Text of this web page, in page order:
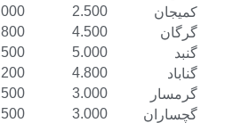
2.500
4.000
6.000
4.500
7.800
10.500
5.000
8.500
11.000
4.800
8.200
11.000
3.000
4.500
7.000
3.000
4.500
7.000